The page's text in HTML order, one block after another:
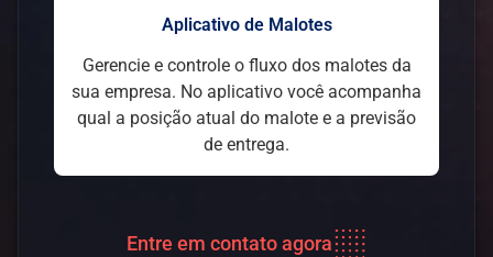
Aplicativo de Malotes
Gerencie e controle o fluxo dos malotes da
sua empresa. No aplicativo você acompanha
qual a posição atual do malote e a previsão
de entrega.
Entre em contato agora